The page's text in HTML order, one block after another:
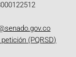
(PQRSD)